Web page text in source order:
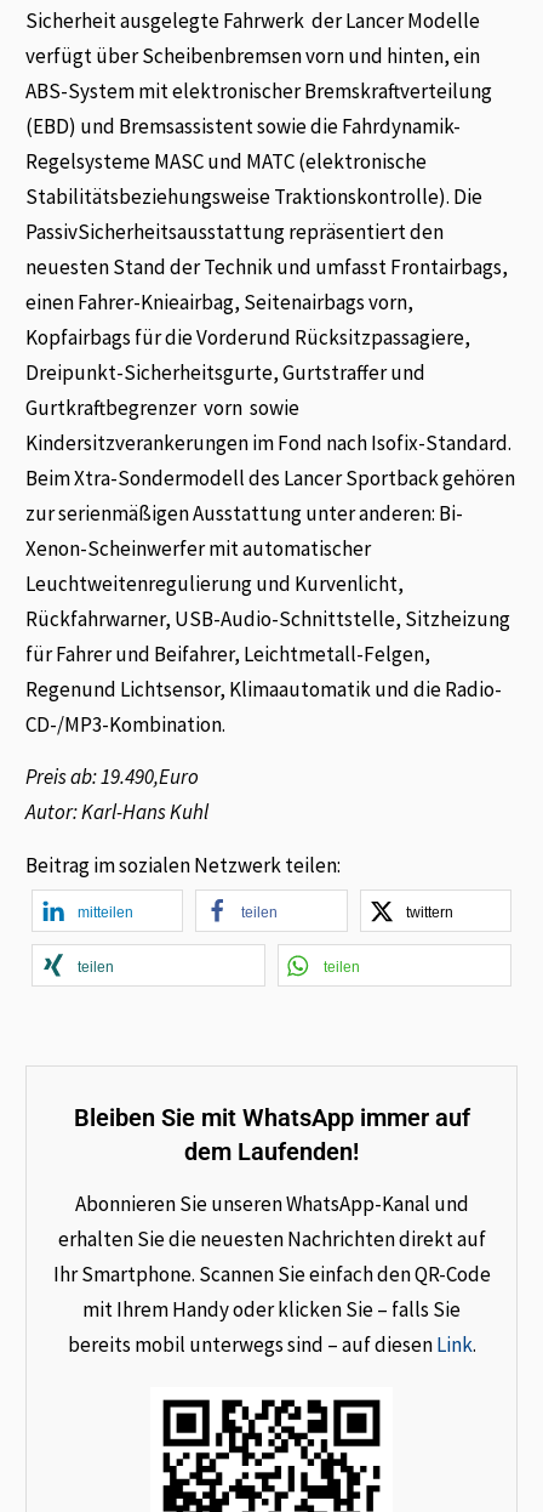
Sicherheit ausgelegte Fahrwerk der Lancer Modelle
verfügt über Scheibenbremsen vorn und hinten, ein
ABS-System mit elektronischer Bremskraftverteilung
(EBD) und Bremsassistent sowie die Fahrdynamik-
Regelsysteme MASC und MATC (elektronische
Stabilitätsbeziehungsweise Traktionskontrolle). Die
PassivSicherheitsausstattung repräsentiert den
neuesten Stand der Technik und umfasst Frontairbags,
einen Fahrer-Knieairbag, Seitenairbags vorn,
Kopfairbags für die Vorderund Rücksitzpassagiere,
Dreipunkt-Sicherheitsgurte, Gurtstraffer und
Gurtkraftbegrenzer vorn sowie
Kindersitzverankerungen im Fond nach Isofix-Standard.
Beim Xtra-Sondermodell des Lancer Sportback gehören
zur serienmäßigen Ausstattung unter anderen: Bi-
Xenon-Scheinwerfer mit automatischer
Leuchtweitenregulierung und Kurvenlicht,
Rückfahrwarner, USB-Audio-Schnittstelle, Sitzheizung
für Fahrer und Beifahrer, Leichtmetall-Felgen,
Regenund Lichtsensor, Klimaautomatik und die Radio-
CD-/MP3-Kombination.
Preis ab: 19.490,Euro
Autor: Karl-Hans Kuhl
Beitrag im sozialen Netzwerk teilen:
mitteilen teilen twittern
teilen teilen
Bleiben Sie mit WhatsApp immer auf
dem Laufenden!
Abonnieren Sie unseren WhatsApp-Kanal und
erhalten Sie die neuesten Nachrichten direkt auf
Ihr Smartphone. Scannen Sie einfach den QR-Code
mit Ihrem Handy oder klicken Sie – falls Sie
bereits mobil unterwegs sind – auf diesenLink.